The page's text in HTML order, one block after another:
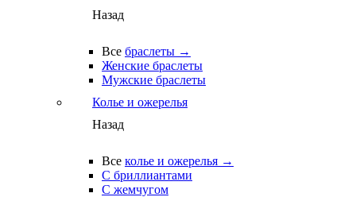
Назад
Все браслеты →
Женские браслеты
Мужские браслеты
Колье и ожерелья
Назад
Все колье и ожерелья →
С бриллиантами
С жемчугом